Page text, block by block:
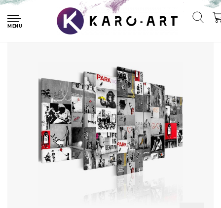
MENU
Schilderij - Collage Banksy, Grijs/Rood, 5luik